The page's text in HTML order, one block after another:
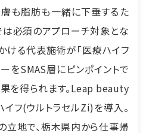
も脂肪も一緒に下垂するた
必須のアプローチ対象とな
ける代表施術が「医療ハイフ
をSMAS層にピンポイントで
を得られます。Leap beauty
フ(ウルトラセルZi)を導入。
地で、栃木県内から仕事帰